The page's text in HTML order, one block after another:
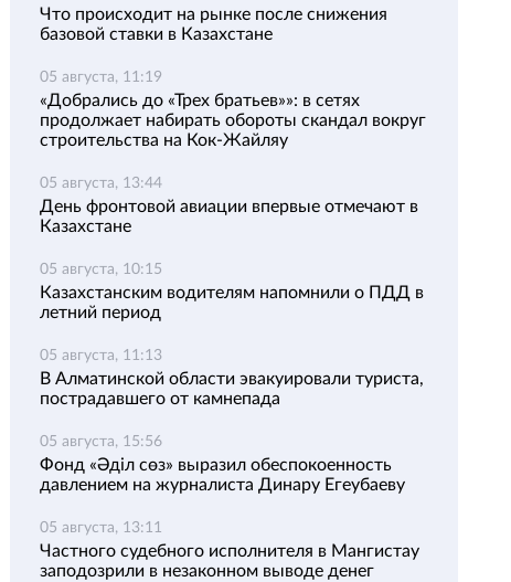
Что происходит на рынке после снижения
базовой ставки в Казахстане
05 августа, 11:19
«Добрались до «Трех братьев»»: в сетях
продолжает набирать обороты скандал вокруг
строительства на Кок-Жайляу
05 августа, 13:44
День фронтовой авиации впервые отмечают в
Казахстане
05 августа, 10:15
Казахстанским водителям напомнили о ПДД в
летний период
05 августа, 11:13
В Алматинской области эвакуировали туриста,
пострадавшего от камнепада
05 августа, 15:56
Фонд «Әділ сөз» выразил обеспокоенность
давлением на журналиста Динару Егеубаеву
05 августа, 13:11
Частного судебного исполнителя в Мангистау
заподозрили в незаконном выводе денег